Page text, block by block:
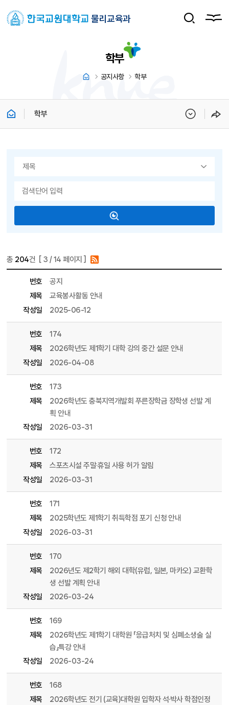
물리교육과
학부
공지사항 학부
학부
총 204건 [ 3 / 14 페이지 ]
번호
공지
제목
교육봉사활동 안내
작성일
2025-06-12
번호
174
제목
2026학년도 제1학기 대학 강의 중간 설문 안내
작성일
2026-04-08
번호
173
제목
2026학년도 충북지역개발회 푸른장학금 장학생 선발 계
획 안내
작성일
2026-03-31
번호
172
제목
스포츠시설 주말·휴일 사용 허가 알림
작성일
2026-03-31
번호
171
제목
2025학년도 제1학기 취득학점 포기 신청 안내
작성일
2026-03-31
번호
170
제목
2026년도 제2학기 해외 대학(유럽, 일본, 마카오) 교환학
생 선발 계획 안내
작성일
2026-03-24
번호
169
제목
2026학년도 제1학기 대학원 「응급처치 및 심폐소생술 실
습」특강 안내
작성일
2026-03-24
번호
168
제목
2026학년도 전기 (교육)대학원 입학자 석·박사 학점인정